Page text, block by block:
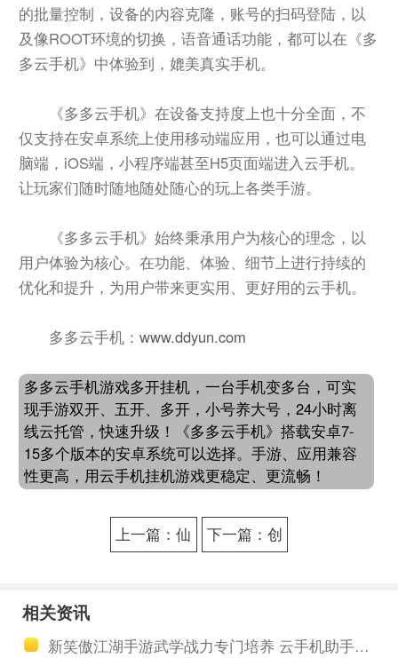
的批量控制，设备的内容克隆，账号的扫码登陆，以
及像ROOT环境的切换，语音通话功能，都可以在《多
多云手机》中体验到，媲美真实手机。
《多多云手机》在设备支持度上也十分全面，不
仅支持在安卓系统上使用移动端应用，也可以通过电
脑端，iOS端，小程序端甚至H5页面端进入云手机。
让玩家们随时随地随处随心的玩上各类手游。
《多多云手机》始终秉承用户为核心的理念，以
用户体验为核心。在功能、体验、细节上进行持续的
优化和提升，为用户带来更实用、更好用的云手机。
多多云手机：www.ddyun.com
多多云手机游戏多开挂机，一台手机变多台，可实
现手游双开、五开、多开，小号养大号，24小时离
线云托管，快速升级！《多多云手机》搭载安卓7-
15多个版本的安卓系统可以选择。手游、应用兼容
性更高，用云手机挂机游戏更稳定、更流畅！
上一篇：仙
下一篇：创
相关资讯
新笑傲江湖手游武学战力专门培养 云手机助手挂机玩游戏省心